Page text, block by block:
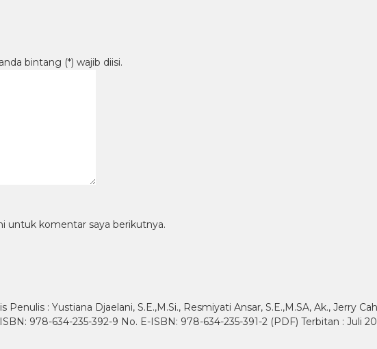
bintang (*) wajib diisi.
untuk komentar saya berikutnya.
: Yustiana Djaelani, S.E.,M.Si., Resmiyati Ansar, S.E.,M.SA, Ak., Jerry
978-634-235-392-9 No. E-ISBN: 978-634-235-391-2 (PDF) Terbitan : Juli